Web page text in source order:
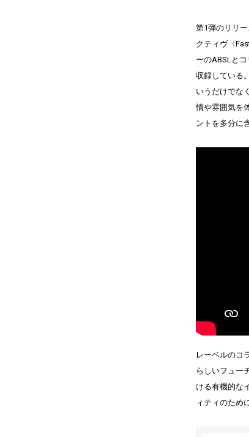
第1弾のリリ
クティヴ〈
ーのABSLと
収録している
いうだけでな
情や雰囲気を
ントを多分に
レーベルのコ
らしいフュー
ける有機的な
ィティのため